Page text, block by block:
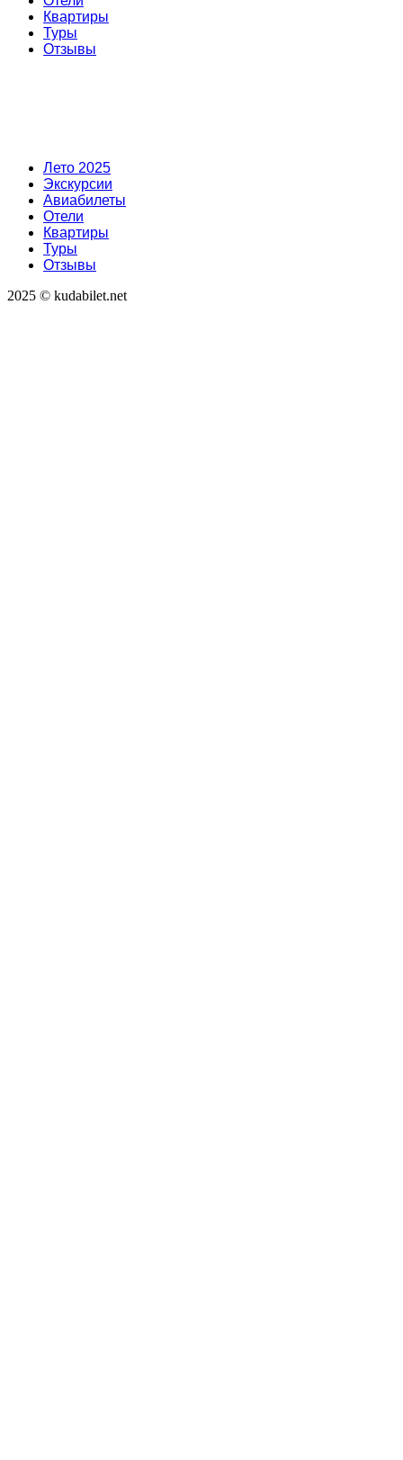
Квартиры
Туры
Отзывы
Лето 2025
Экскурсии
Авиабилеты
Отели
Квартиры
Туры
Отзывы
2025 © kudabilet.net